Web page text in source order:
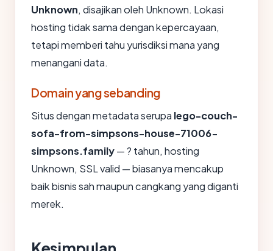
Unknown, disajikan oleh Unknown. Lokasi
hosting tidak sama dengan kepercayaan,
tetapi memberi tahu yurisdiksi mana yang
menangani data.
Domain yang sebanding
Situs dengan metadata serupa lego-couch-
sofa-from-simpsons-house-71006-
simpsons.family— ? tahun, hosting
Unknown, SSL valid — biasanya mencakup
baik bisnis sah maupun cangkang yang diganti
merek.